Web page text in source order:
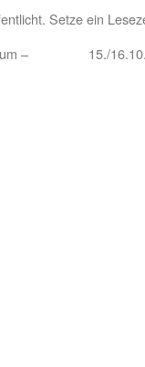
Setze ein
–
15./